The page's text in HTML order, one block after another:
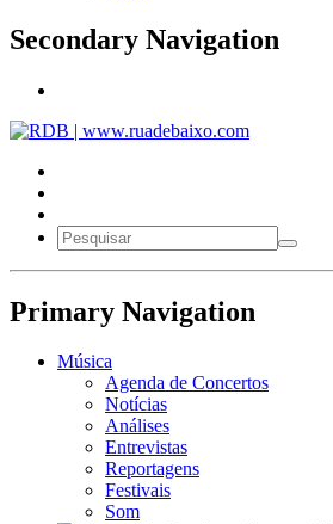
Secondary Navigation
Primary Navigation
Música
Agenda de Concertos
Notícias
Análises
Entrevistas
Reportagens
Festivais
Som